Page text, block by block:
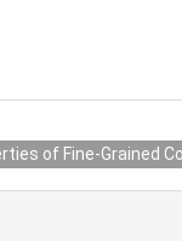
of Fine-Grained